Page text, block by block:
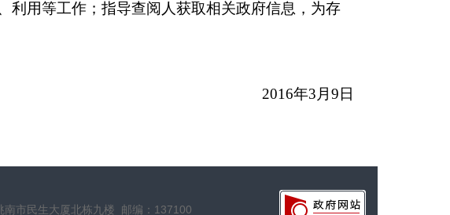
利用等工作；指导查阅人获取相关政府信息，为存
2016年3月9日
南市民生大厦北栋九楼 邮编：137100